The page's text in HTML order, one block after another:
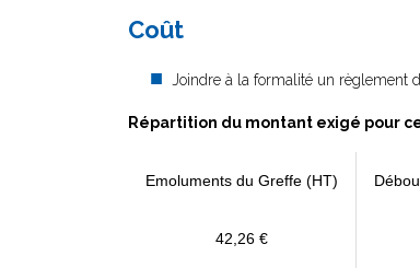
Coût
Joindre à la formalité un règlement
Répartition du montant exigé pour
Emoluments du Greffe (HT)
42,26 €